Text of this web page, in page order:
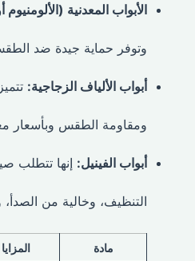
الأبواب المعدنية (الألومنيوم أو
وتوفر حماية جيدة ضد
أبواب الألياف الزجاجية:تتميز
ومقاومة الطقس وبأسعار
أبواب الفينيل: إنها تتطلب
التنظيف، وخالية من الصدأ،
مادة المزايا